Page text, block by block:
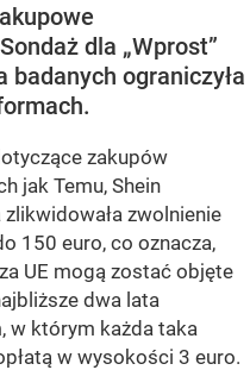
dla „Wprost”
badanych ograniczyła
zakupów
jak Temu, Shein
zwolnienie
150 euro, co oznacza,
UE mogą zostać objęte
dwa lata
w którym każda taka
w wysokości 3 euro.